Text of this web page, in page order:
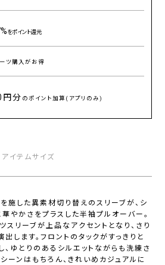
をポイント還元
ツ購入がお得
分 のポイント加算(アプリのみ)
アイテムサイズ
施した異素材切り替えのスリーブが、シ
やかさをプラスした半袖プルオーバー。
スリーブが上品なアクセントとなり、さり
します。フロントのタックがすっきりと
、ゆとりのあるシルエットながらも洗練さ
ーンはもちろん、きれいめカジュアルに